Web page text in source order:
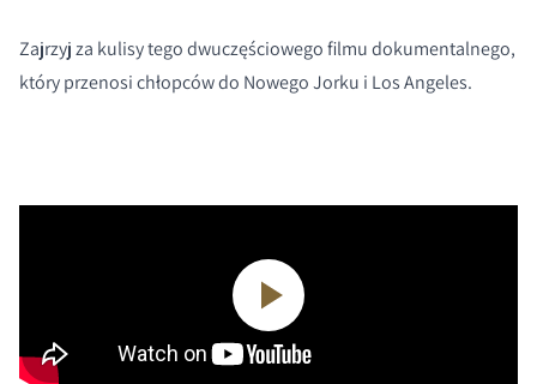
Zajrzyj za kulisy tego dwuczęściowego filmu dokumentalnego,
który przenosi chłopców do Nowego Jorku i Los Angeles.